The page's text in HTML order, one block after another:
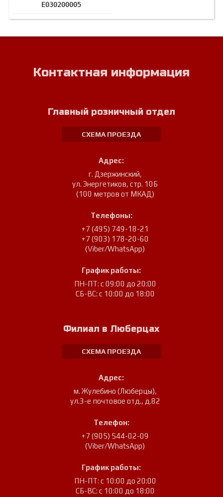
E030200005
Контактная информация
Главный розничный отдел
СХЕМА ПРОЕЗДА
Адрес:
г. Дзержинский,
ул. Энергетиков, стр. 10Б
(100 метров от МКАД)
Телефоны:
+7 (495) 749-18-21
+7 (903) 178-20-60
(Viber/WhatsApp)
График работы:
ПН-ПТ: с 09:00 до 20:00
СБ-ВС: с 10:00 до 18:00
Филиал в Люберцах
СХЕМА ПРОЕЗДА
Адрес:
м. Жулебино (Люберцы),
ул.3-е почтовое отд., д.82
Телефон:
+7 (905) 544-02-09
(Viber/WhatsApp)
График работы:
ПН-ПТ: с 10:00 до 20:00
СБ-ВС: с 10:00 до 18:00